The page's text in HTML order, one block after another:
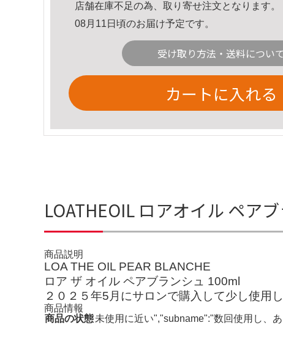
店舗在庫不足の為、取り寄せ注文となります。
08月11日頃のお届け予定です。
受け取り方法・送料について
カートに入れる
LOATHEOIL ロアオイル ペ
商品説明
LOA THE OIL PEAR BLANCHE
ロア ザ オイル ペアブランシュ 100ml
２０２５年5月にサロンで購入して少し使用し
商品情報
商品の状態未使用に近い","subname":"数回使用し、